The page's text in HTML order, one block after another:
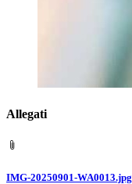
Allegati
IMG-20250901-WA0013.jpg